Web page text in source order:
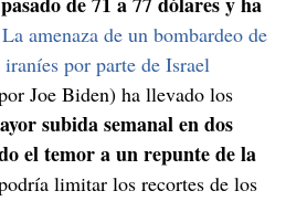
La amenaza de un bombardeo de
por parte de Israel
Joe Biden) ha llevado los
subida semanal en dos
el temor a un repunte de la
limitar los recortes de los